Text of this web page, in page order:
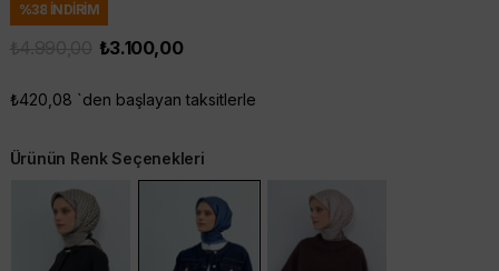
%38 İNDIRIM
₺3.100,00
₺420,08 `den başlayan taksitlerle
Ürünün Renk Seçenekleri